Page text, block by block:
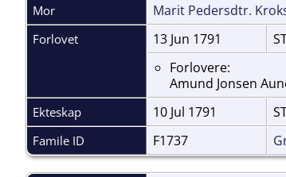
Mor Marit Pedersdtr.
Forlovet 13 Jun 1791
Forlovere:
Amund Jonsen
Ekteskap 10 Jul 1791
Famile ID F1737